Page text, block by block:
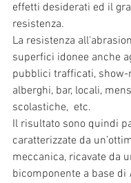
effetti desiderati ed il
resistenza.
La resistenza
superfici idonee anche
pubblici trafficati, show-
alberghi, bar, locali,
scolastiche,  etc.
Il risultato sono quindi
caratterizzate da
meccanica, ricavate da
bicomponente a base di